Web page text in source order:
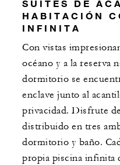
SUITES DE
HABITACIÓN
INFINITA
Con vistas
océano y a la reserva
dormitorio se
enclave junto al
privacidad. Disfrute
distribuido en tres
dormitorio y baño.
propia piscina infinita